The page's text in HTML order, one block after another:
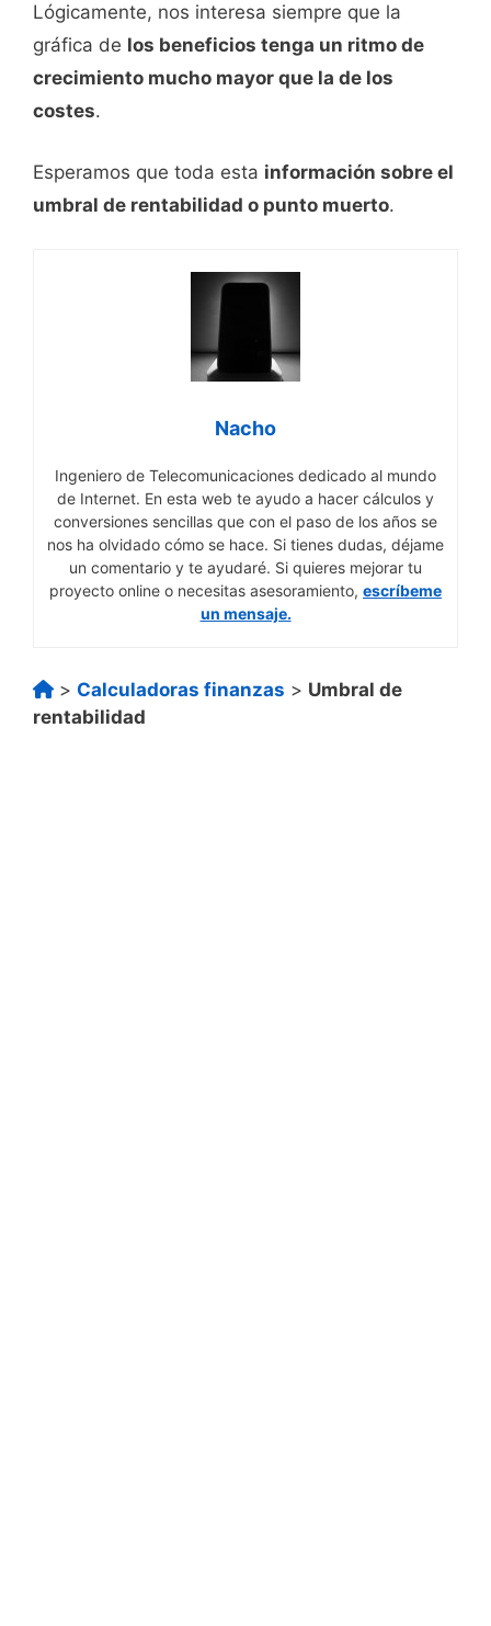
Lógicamente, nos interesa siempre que la
gráfica de los beneficios tenga un ritmo de
crecimiento mucho mayor que la de los
costes.
Esperamos que toda esta información sobre el
umbral de rentabilidad o punto muerto.
Nacho
Ingeniero de Telecomunicaciones dedicado al mundo
de Internet. En esta web te ayudo a hacer cálculos y
conversiones sencillas que con el paso de los años se
nos ha olvidado cómo se hace. Si tienes dudas, déjame
un comentario y te ayudaré. Si quieres mejorar tu
proyecto online o necesitas asesoramiento, escríbeme
un mensaje.
> Calculadoras finanzas > Umbral de
rentabilidad